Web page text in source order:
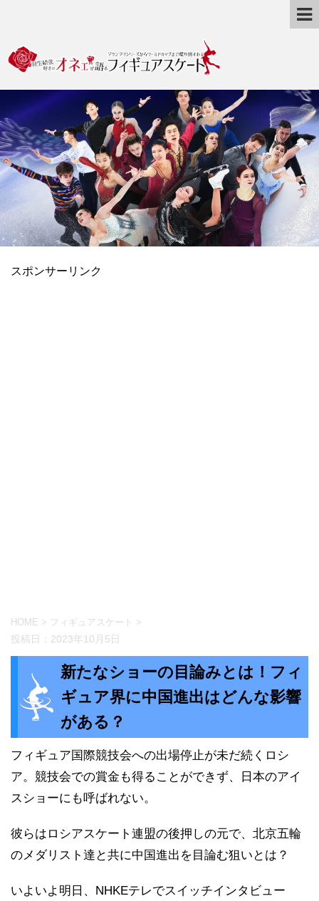
スポンサーリンク
HOME > フィギュアスケート >
投稿日： 2023年10月5日
新たなショーの目論みとは！フィ
ギュア界に中国進出はどんな影響
がある？
フィギュア国際競技会への出場停止が未だ続くロシ
ア。競技会での賞金も得ることができず、日本のアイ
スショーにも呼ばれない。
彼らはロシアスケート連盟の後押しの元で、北京五輪
のメダリスト達と共に中国進出を目論む狙いとは？
いよいよ明日、NHKEテレでスイッチインタビュー